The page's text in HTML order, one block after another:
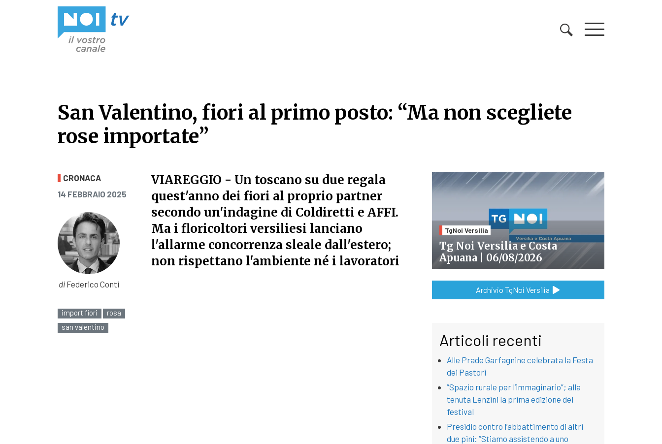
San Valentino, fiori al primo posto: “Ma non scegliete
rose importate”
San Valentino, fiori al primo posto: “Ma non scegliete rose
CRONACA
PUBBLICATO IL
14 FEBBRAIO 2025
diFederico Conti
import fiori
rosa
san valentino
VIAREGGIO - Un toscano su due regala
quest'anno dei fiori al proprio partner
secondo un'indagine di Coldiretti e AFFI.
Ma i floricoltori versiliesi lanciano
l'allarme concorrenza sleale dall'estero;
non rispettano l'ambiente né i lavoratori
TgNoi Versilia
Tg Noi Versilia e Costa
Apuana | 06/08/2026
Archivio TgNoi Versilia
Articoli recenti
Alle Prade Garfagnine celebrata la Festa
dei Pastori
“Spazio rurale per l’immaginario”; alla
tenuta Lenzini la prima edizione del
festival
Presidio contro l’abbattimento di altri
due pini: “Stiamo assistendo a uno